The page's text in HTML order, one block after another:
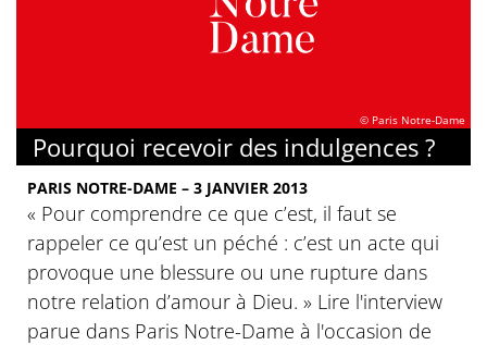
© Paris Notre-Dame
Pourquoi recevoir des indulgences ?
PARIS NOTRE-DAME – 3 JANVIER 2013
« Pour comprendre ce que c’est, il faut se
rappeler ce qu’est un péché : c’est un acte qui
provoque une blessure ou une rupture dans
notre relation d’amour à Dieu. » Lire l'interview
parue dans Paris Notre-Dame à l'occasion de